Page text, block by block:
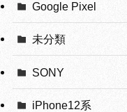
Google Pixel
未分類
SONY
iPhone12系